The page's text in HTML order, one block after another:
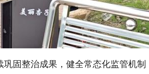
固整治成果，健全常态化监管机